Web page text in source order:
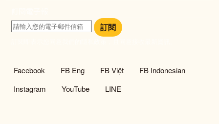
訂閱
社群選單
Facebook FB Eng FB Việt
FB Indonesian
Instagram
YouTube LINE